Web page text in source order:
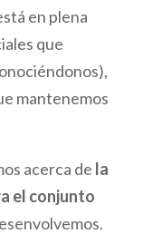
en plena
que
mantenemos
acerca de la
el conjunto